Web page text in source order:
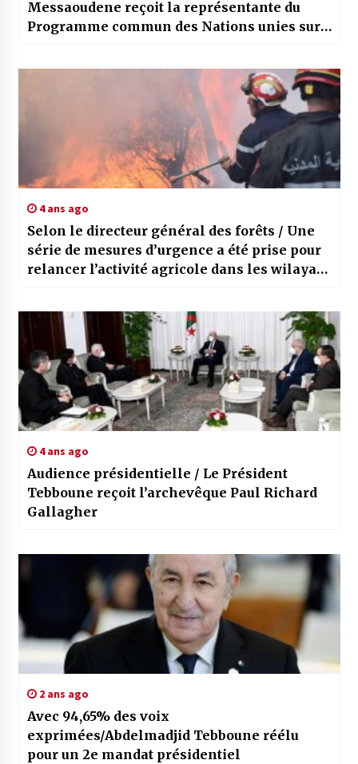
Messaoudene reçoit la représentante du
Programme commun des Nations unies sur
4 ans ago
Selon le directeur général des forêts / Une
série de mesures d’urgence a été prise pour
relancer l’activité agricole dans les wilayas
4 ans ago
Audience présidentielle / Le Président
Tebboune reçoit l’archevêque Paul Richard
Gallagher
2 ans ago
Avec 94,65% des voix
exprimées/Abdelmadjid Tebboune réélu
pour un 2e mandat présidentiel